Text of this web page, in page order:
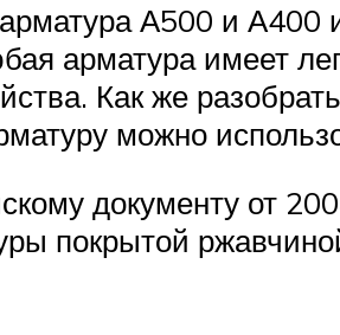
А500 и А400
арматура имеет
Как же
можно
документу от
покрытой